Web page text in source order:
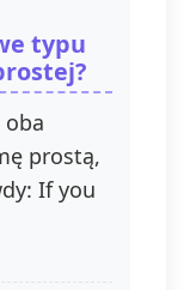
typu
prostą,
If you